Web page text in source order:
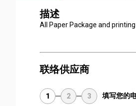
描述
All Paper Package and printing
联络供应商
1 2 3 填写您的